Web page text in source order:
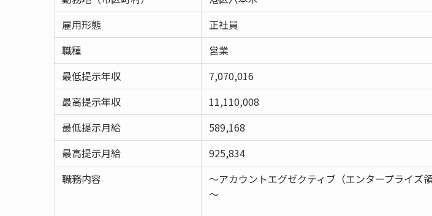
雇用形態
正社員
職種
営業
最低提示年収
7,070,016
最高提示年収
11,110,008
最低提示月給
589,168
最高提示月給
925,834
職務内容
～アカウントエグゼクティブ（エンタープライズ
～